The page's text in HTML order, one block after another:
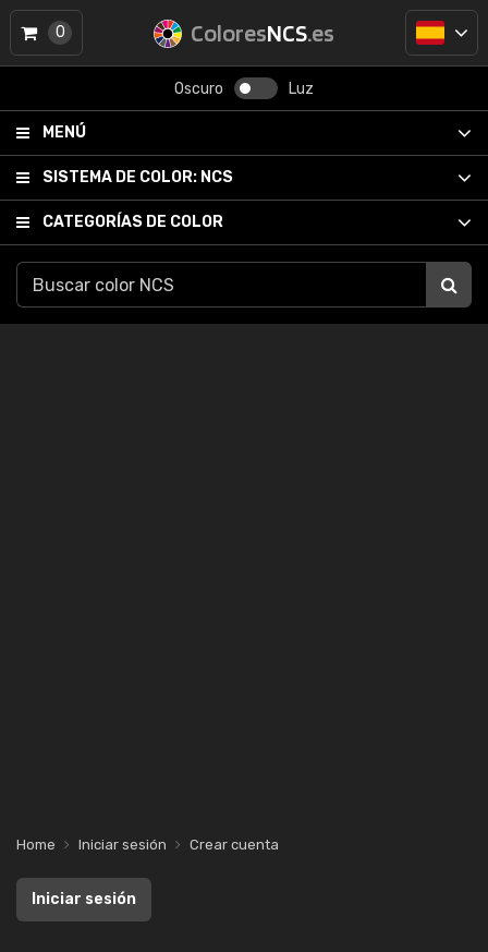
ColoresNCS.es
Oscuro Luz
MENÚ
SISTEMA DE COLOR: NCS
CATEGORÍAS DE COLOR
0
Home Iniciar sesión Crear cuenta
Iniciar sesión